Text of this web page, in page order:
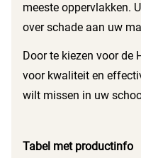
meeste oppervlakken.
over schade aan uw
Door te kiezen voor de
voor kwaliteit en
wilt missen in uw
Tabel met productinfo